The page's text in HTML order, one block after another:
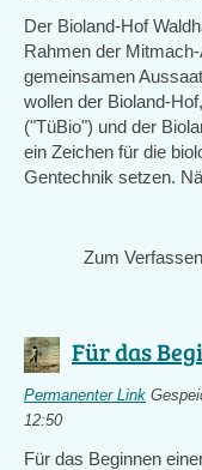
Der Bioland-Hof
Rahmen der
gemeinsamen
wollen der Bioland-
("TüBio") und der
ein Zeichen für die
Gentechnik setzen.
Zum
Für das
Permanenter Link
12:50
Für das Beginnen